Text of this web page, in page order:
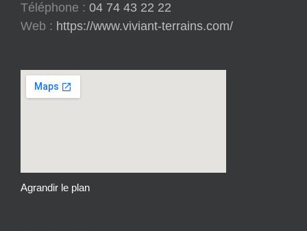
Téléphone : 04 74 43 22 22
Web : https://www.viviant-terrains.com/
Agrandir le plan